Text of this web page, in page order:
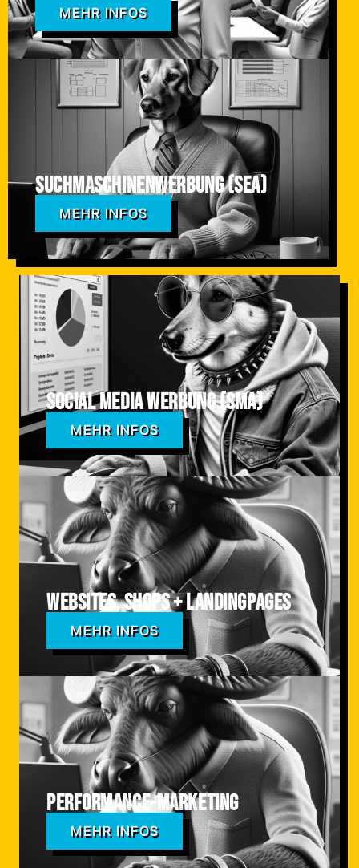
MEHR INFOS
Suchmaschinenwerbung (SEA)
MEHR INFOS
Social Media Werbung (SMA)
MEHR INFOS
Websites, Shops + Landingpages
MEHR INFOS
Performance-Marketing
MEHR INFOS